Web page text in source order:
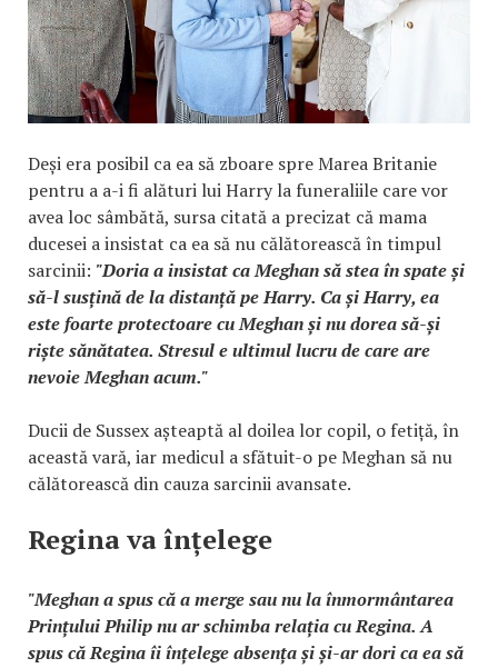
Deși era posibil ca ea să zboare spre Marea Britanie
pentru a a-i fi alături lui Harry la funeraliile care vor
avea loc sâmbătă, sursa citată a precizat că mama
ducesei a insistat ca ea să nu călătorească în timpul
sarcinii: "Doria a insistat ca Meghan să stea în spate și
să-l susțină de la distanță pe Harry. Ca și Harry, ea
este foarte protectoare cu Meghan și nu dorea să-și
riște sănătatea. Stresul e ultimul lucru de care are
nevoie Meghan acum."
Ducii de Sussex așteaptă al doilea lor copil, o fetiță, în
această vară, iar medicul a sfătuit-o pe Meghan să nu
călătorească din cauza sarcinii avansate.
Regina va înțelege
"Meghan a spus că a merge sau nu la înmormântarea
Prințului Philip nu ar schimba relația cu Regina. A
spus că Regina îi înțelege absența și și-ar dori ca ea să